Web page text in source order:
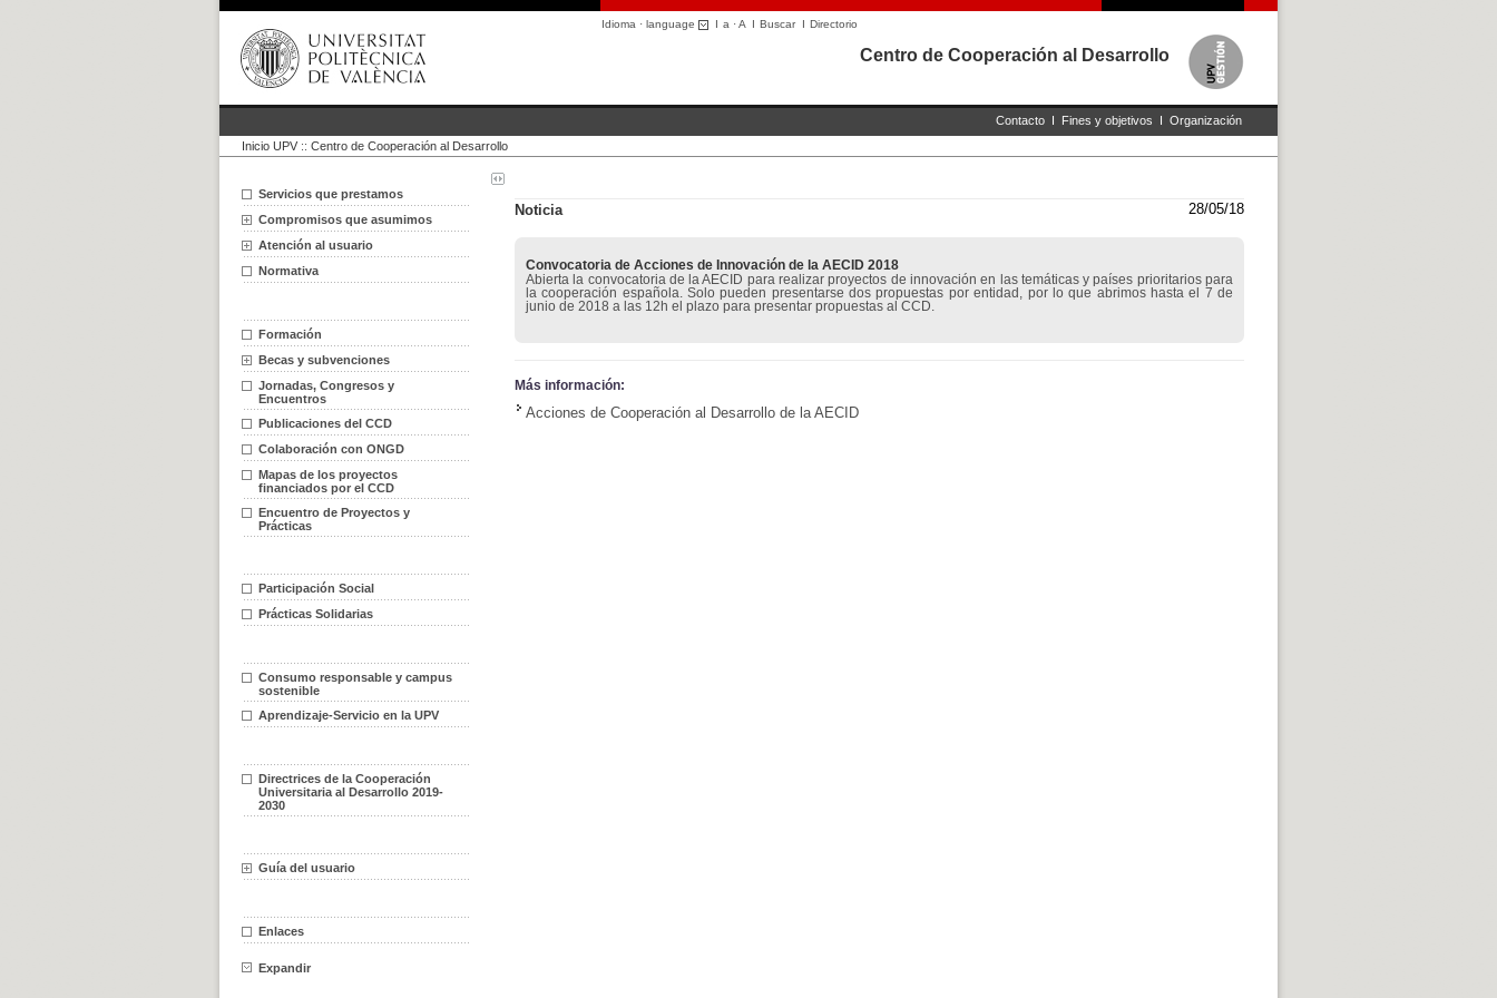
Idioma · language I a ·A I BuscarI Directorio
Centro de Cooperación al Desarrollo
Contacto I Fines y objetivos I Organización
Inicio UPV :: Centro de Cooperación al Desarrollo
Servicios que prestamos
Compromisos que asumimos
Atención al usuario
Normativa
Formación
Becas y subvenciones
Jornadas, Congresos y
Encuentros
Publicaciones del CCD
Colaboración con ONGD
Mapas de los proyectos
financiados por el CCD
Encuentro de Proyectos y
Prácticas
Participación Social
Prácticas Solidarias
Consumo responsable y campus
sostenible
Aprendizaje-Servicio en la UPV
Directrices de la Cooperación
Universitaria al Desarrollo 2019-
2030
Guía del usuario
Enlaces
Expandir
28/05/18
Noticia
Convocatoria de Acciones de Innovación de la AECID 2018
Abierta la convocatoria de la AECID para realizar proyectos de innovación en las temáticas y países prioritarios para
la cooperación española. Solo pueden presentarse dos propuestas por entidad, por lo que abrimos hasta el 7 de
junio de 2018 a las 12h el plazo para presentar propuestas al CCD.
Más información:
Acciones de Cooperación al Desarrollo de la AECID